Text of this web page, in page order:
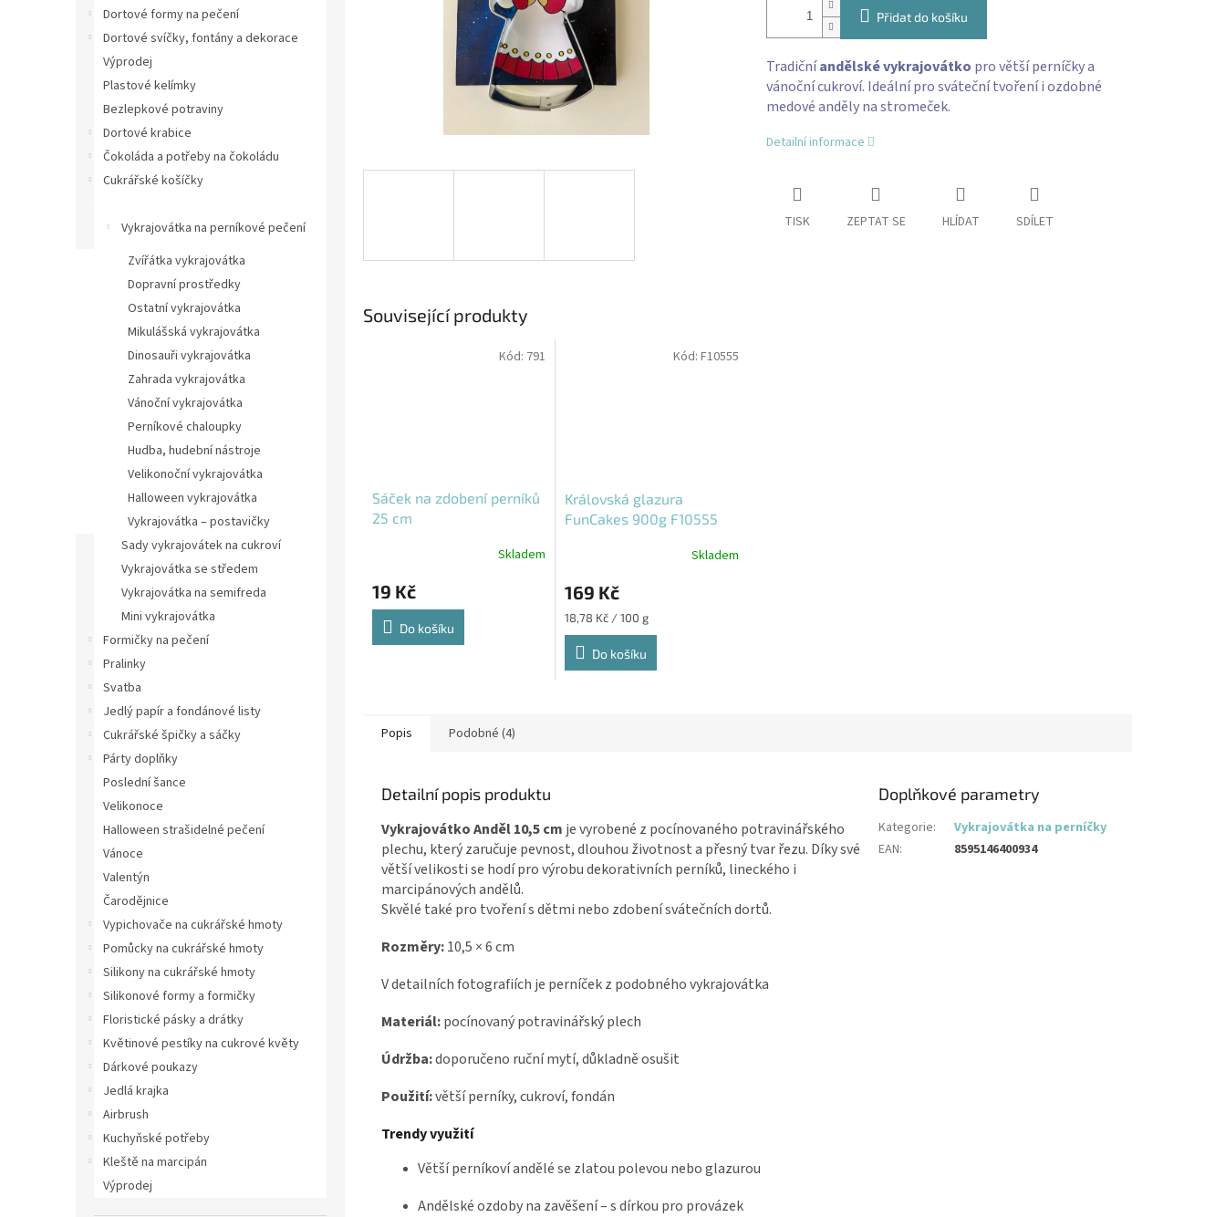
Dortové formy na pečení
Dortové svíčky, fontány a dekorace
Výprodej
Plastové kelímky
Bezlepkové potraviny
Dortové krabice
Čokoláda a potřeby na čokoládu
Cukrářské košíčky
Vykrajovátka na perníkové pečení
Zvířátka vykrajovátka
Dopravní prostředky
Ostatní vykrajovátka
Mikulášská vykrajovátka
Dinosauři vykrajovátka
Zahrada vykrajovátka
Vánoční vykrajovátka
Perníkové chaloupky
Hudba, hudební nástroje
Velikonoční vykrajovátka
Halloween vykrajovátka
Vykrajovátka – postavičky
Sady vykrajovátek na cukroví
Vykrajovátka se středem
Vykrajovátka na semifreda
Mini vykrajovátka
Formičky na pečení
Pralinky
Svatba
Jedlý papír a fondánové listy
Cukrářské špičky a sáčky
Párty doplňky
Poslední šance
Velikonoce
Halloween strašidelné pečení
Vánoce
Valentýn
Čarodějnice
Vypichovače na cukrářské hmoty
Pomůcky na cukrářské hmoty
Silikony na cukrářské hmoty
Silikonové formy a formičky
Floristické pásky a drátky
Květinové pestíky na cukrové květy
Dárkové poukazy
Jedlá krajka
Airbrush
Kuchyňské potřeby
Kleště na marcipán
Výprodej
Přidat do košíku
Tradičníandělské vykrajovátko pro větší perníčky a
vánoční cukroví. Ideální pro sváteční tvoření i ozdobné
medové anděly na stromeček.
Detailní informace
TISK ZEPTAT SE HLÍDAT SDÍLET
Související produkty
Sáček na zdobení perníků
25 cm
Skladem
19 Kč
Do košíku
Kód: 791
Královská glazura
FunCakes 900g F10555
Skladem
169 Kč
Měrná
cena:
18,78 Kč / 100 g
Do košíku
Kód: F10555
Popis Podobné (4)
Detailní popis produktu
Vykrajovátko Anděl 10,5 cm je vyrobené z pocínovaného potravinářského
plechu, který zaručuje pevnost, dlouhou životnost a přesný tvar řezu. Díky své
větší velikosti se hodí pro výrobu dekorativních perníků, lineckého i
marcipánových andělů.
Skvělé také pro tvoření s dětmi nebo zdobení svátečních dortů.
Rozměry:10,5 × 6 cm
V detailních fotografiích je perníček z podobného vykrajovátka
Materiál:pocínovaný potravinářský plech
Údržba:doporučeno ruční mytí, důkladně osušit
Použití:větší perníky, cukroví, fondán
Trendy využití
Větší perníkoví andělé se zlatou polevou nebo glazurou
Andělské ozdoby na zavěšení – s dírkou pro provázek
Doplňkové parametry
Kategorie:
Vykrajovátka na perníčky
EAN: 8595146400934